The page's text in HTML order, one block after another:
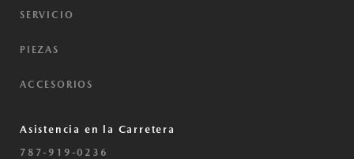
SERVICIO
PIEZAS
ACCESORIOS
Asistencia en la Carretera
787-919-0236